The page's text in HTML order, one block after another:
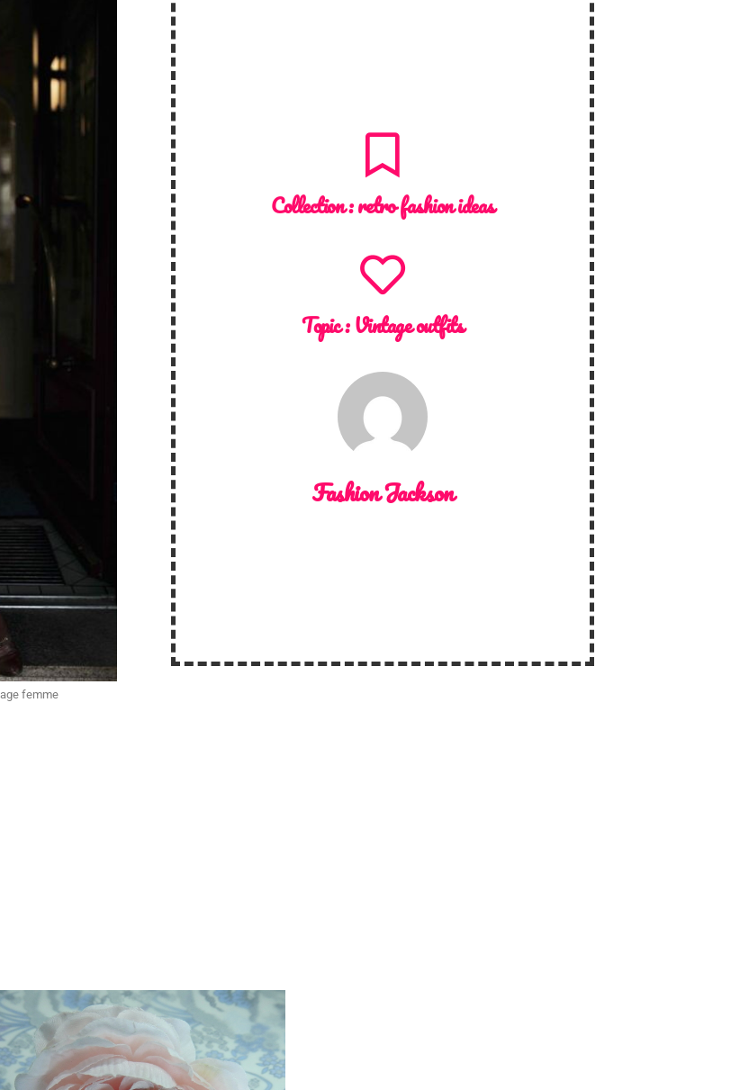
femme
Collection :retro fashion ideas
Topic :Vintage outfits
Fashion Jackson